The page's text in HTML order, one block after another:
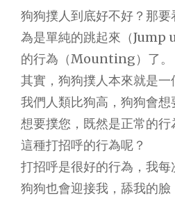
狗狗撲人到底好不好？那
為是單純的跳起來（Jump
的行為（Mounting）了。
其實，狗狗撲人本來就是
我們人類比狗高，狗狗會
想要撲您，既然是正常的
這種打招呼的行為呢？
打招呼是很好的行為，我
狗狗也會迎接我，舔我的